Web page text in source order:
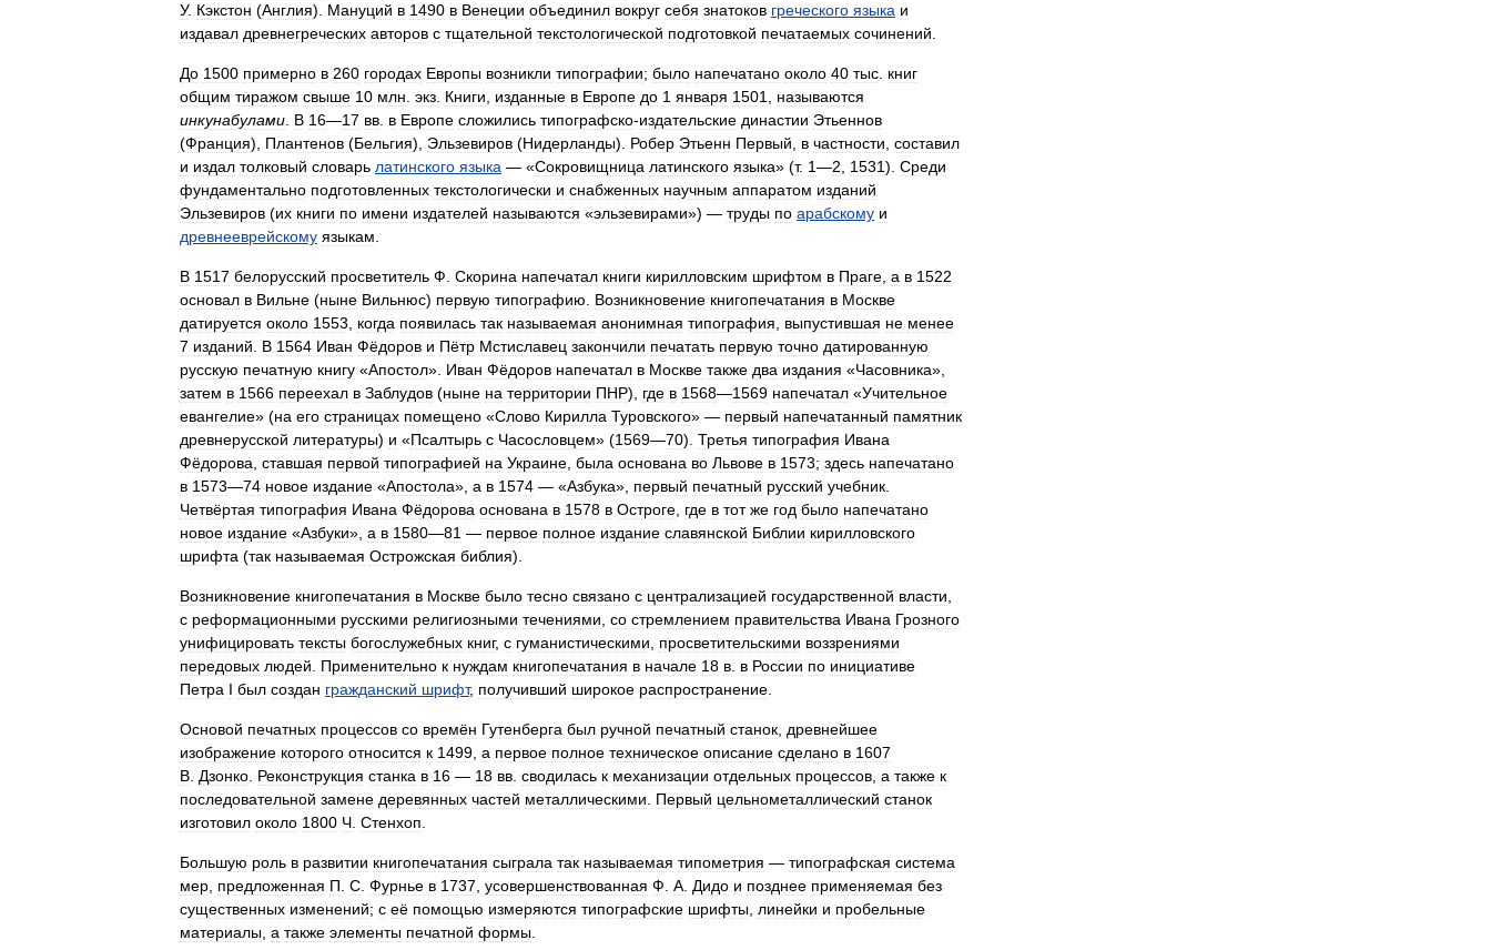
У. Кэкстон (Англия). Мануций в 1490 в Венеции объединил вокруг себя знатоков греческого языка и
издавал древнегреческих авторов с тщательной текстологической подготовкой печатаемых сочинений
До 1500 примерно в 260 городах Европы возникли типографии; было напечатано около 40 тыс книг
общим тиражом свыше 10 млн экз Книги изданные в Европе до 1 января 1501
называются
инкунабулами В 16—17 вв в Европе сложились типографско-издательские династии Этьеннов
(Франция), Плантенов (Бельгия), Эльзевиров (Нидерланды). Робер Этьенн Первый в частности составил
и издал толковый словарь латинского языка — «Сокровищница латинского языка» (т. 1—2 1531). Среди
фундаментально подготовленных текстологически и снабженных научным аппаратом изданий
Эльзевиров (их книги по имени издателей называются «эльзевирами») — труды по арабскому и
древнееврейскому языкам
В 1517 белорусский просветитель Ф Скорина напечатал книги кирилловским шрифтом в Праге а в 1522
основал в Вильне (ныне Вильнюс) первую типографию Возникновение книгопечатания в Москве
датируется около 1553 когда появилась так называемая анонимная типография выпустившая не менее
7 изданий В 1564 Иван Фёдоров и Пётр Мстиславец закончили печатать первую точно датированную
русскую печатную книгу «Апостол». Иван Фёдоров напечатал в Москве также два издания «Часовника»,
затем в 1566 переехал в Заблудов (ныне на территории ПНР), где в 1568—1569 напечатал «Учительное
евангелие» (на его страницах помещено «Слово Кирилла Туровского» — первый напечатанный памятник
древнерусской литературы) и «Псалтырь с Часословцем» (1569—70). Третья типография Ивана
Фёдорова ставшая первой типографией на Украине была основана во Львове в 1573; здесь напечатано
в 1573—74 новое издание «Апостола», а в 1574 — «Азбука», первый печатный русский учебник
Четвёртая типография Ивана Фёдорова основана в 1578 в Остроге где в тот же год было напечатано
новое издание «Азбуки», а в 1580—81 — первое полное издание славянской Библии кирилловского
шрифта (так называемая Острожская библия).
Возникновение книгопечатания в Москве было тесно связано с централизацией государственной власти
с реформационными русскими религиозными течениями со стремлением правительства Ивана Грозного
унифицировать тексты богослужебных книг, с гуманистическими просветительскими воззрениями
передовых людей Применительно к нуждам книгопечатания в начале 18 в в России по инициативе
Петра I был создан гражданский шрифт, получивший широкое распространение
Основой печатных процессов со времён Гутенберга был ручной печатный станок древнейшее
изображение которого относится к 1499 а первое полное техническое описание сделано в 1607
В Дзонко Реконструкция станка в 16 — 18 вв сводилась к механизации отдельных процессов а также к
последовательной замене деревянных частей металлическими Первый цельнометаллический станок
изготовил около 1800 Ч Стенхоп
Большую роль в развитии книгопечатания сыграла так называемая типометрия — типографская система
мер предложенная П С Фурнье в 1737 усовершенствованная Ф А Дидо и позднее применяемая без
существенных изменений; с её помощью измеряются типографские шрифты линейки и пробельные
материалы а также элементы печатной формы